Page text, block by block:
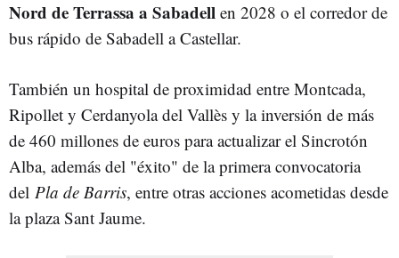
Nord de Terrassa a Sabadell en 2028 o el corredor de
bus rápido de Sabadell a Castellar.
También un hospital de proximidad entre Montcada,
Ripollet y Cerdanyola del Vallès y la inversión de más
de 460 millones de euros para actualizar el Sincrotón
Alba, además del "éxito" de la primera convocatoria
del Pla de Barris, entre otras acciones acometidas desde
la plaza Sant Jaume.